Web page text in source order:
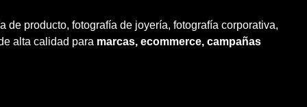
producto, fotografía de joyería, fotografía corporativa,
alta calidad para marcas, ecommerce, campañas